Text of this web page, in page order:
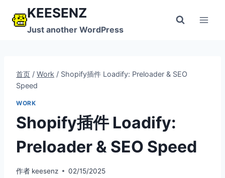
KEESENZ
Just another WordPress
首页 / Work / Shopify插件 Loadify: Preloader & SEO
Speed
WORK
Shopify插件 Loadify:
Preloader & SEO Speed
作者 keesenz 02/15/2025